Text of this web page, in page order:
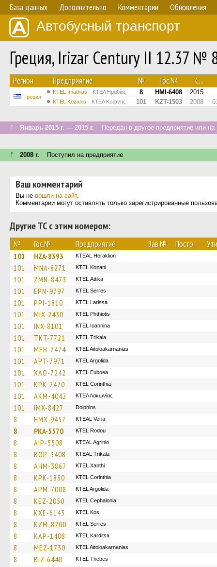
База данных Дополнительно Комментарии Обновления
Автобусный транспорт
Греция, Irizar Century II 12.37 №
Регион Предприятие № Гос.№ С...
Греция
KTEL Imathias ΚΤΕΛ Ημαθίας 8 HMI-6408 2015
ΚΤΕL Kozanis ΚΤΕΛ Κοζάνης 101 KZT-1503 2008
↑ Январь 2015 г. — 2015 г. Передан в другое предприятие или на
↑ 2008 г. Поступил на предприятие
Ваш комментарий
Вы не вошли на сайт.
Комментарии могут оставлять только зарегистрированные
Другие ТС с этим номером:
№ Гос.№ Предприятие Зав.№ Постр.
101 HZA-8393 KTEAL Heraklion
101 MNA-8271 ΚΤΕL Kozani
101 ZMN-8473 KΤΕL Αttika
101 EPN-9797 KTEL Serres
101 PPI-1810 KTEL Larissa
101 MIX-2430 ΚΤΕL Phthiotis
101 INX-8101 KTEL Ioannina
101 TKT-7721 ΚΤΕL Τrikala
101 MEH-7474 KTEL Aitoloakarnanias
101 APT-7971 KTEL Argolida
101 XAO-7242 ΚΤΕL Euboea
101 KPK-2470 KTEL Corinthia
101 AKM-4042 ΚΤΕΛ Λακωνίας
101 IMX-8427 Dolphins
8 HMX-9457 KTEAL Veria
8 PKA-5570 ΚΤΕL Rodou
8 AIP-5508 KTEAL Agrinio
8 BOP-3408 KTEAL Trikala
8 AHM-3867 KTEL Xanthi
8 KPK-1830 KTEL Corinthia
8 APM-7008 KTEL Argolida
8 KEZ-2050 KTEL Cephalonia
8 KXE-6143 KTEL Kos
8 KZM-8200 KTEL Serres
8 KAP-1408 ΚΤΕL Karditsa
8 MEZ-1730 KTEL Aitoloakarnanias
8 BIZ-6440 KTEL Thebes